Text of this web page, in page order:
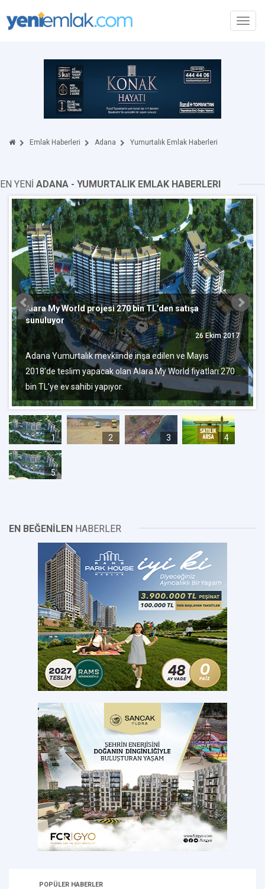
Emlak Haberleri Adana Yumurtalık Emlak Haberleri
EN YENİ ADANA - YUMURTALIK EMLAK HABERLERI
Alara My World projesi 270 bin TL’den satışa
sunuluyor
26 Ekim 2017
Adana Yumurtalık mevkiinde inşa edilen ve Mayıs
2018’de teslim yapacak olan Alara My World fiyatları 270
bin TL’ye ev sahibi yapıyor.
1 2 3 4
5
EN BEĞENİLEN HABERLER
POPÜLER HABERLER